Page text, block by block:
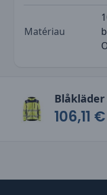
Matériau
106,11 €